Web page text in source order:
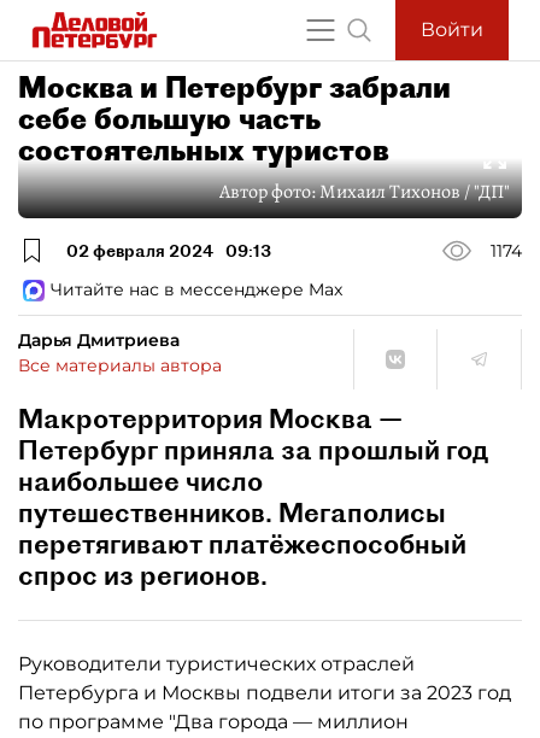
Войти
Москва и Петербург забрали
себе большую часть
состоятельных туристов
Автор фото:Михаил Тихонов / "ДП"
02 февраля 2024 09:13
1174
Читайте нас в мессенджере Max
Дарья Дмитриева
Все материалы автора
Макротерритория Москва —
Петербург приняла за прошлый год
наибольшее число
путешественников. Мегаполисы
перетягивают платёжеспособный
спрос из регионов.
Руководители туристических отраслей
Петербурга и Москвы подвели итоги за 2023 год
по программе "Два города — миллион